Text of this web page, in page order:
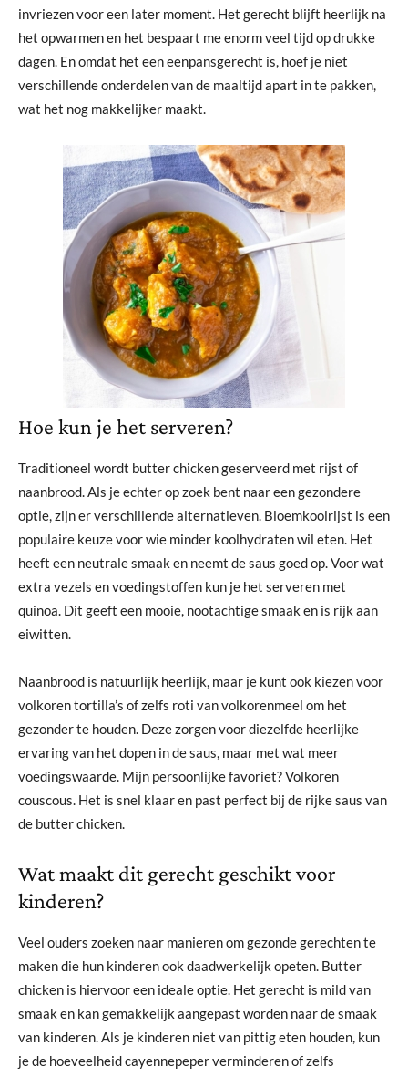
invriezen voor een later moment. Het gerecht blijft heerlijk na
het opwarmen en het bespaart me enorm veel tijd op drukke
dagen. En omdat het een eenpansgerecht is, hoef je niet
verschillende onderdelen van de maaltijd apart in te pakken,
wat het nog makkelijker maakt.
Hoe kun je het serveren?
Traditioneel wordt butter chicken geserveerd met rijst of
naanbrood. Als je echter op zoek bent naar een gezondere
optie, zijn er verschillende alternatieven. Bloemkoolrijst is een
populaire keuze voor wie minder koolhydraten wil eten. Het
heeft een neutrale smaak en neemt de saus goed op. Voor wat
extra vezels en voedingstoffen kun je het serveren met
quinoa. Dit geeft een mooie, nootachtige smaak en is rijk aan
eiwitten.
Naanbrood is natuurlijk heerlijk, maar je kunt ook kiezen voor
volkoren tortilla’s of zelfs roti van volkorenmeel om het
gezonder te houden. Deze zorgen voor diezelfde heerlijke
ervaring van het dopen in de saus, maar met wat meer
voedingswaarde. Mijn persoonlijke favoriet? Volkoren
couscous. Het is snel klaar en past perfect bij de rijke saus van
de butter chicken.
Wat maakt dit gerecht geschikt voor
kinderen?
Veel ouders zoeken naar manieren om gezonde gerechten te
maken die hun kinderen ook daadwerkelijk opeten. Butter
chicken is hiervoor een ideale optie. Het gerecht is mild van
smaak en kan gemakkelijk aangepast worden naar de smaak
van kinderen. Als je kinderen niet van pittig eten houden, kun
je de hoeveelheid cayennepeper verminderen of zelfs